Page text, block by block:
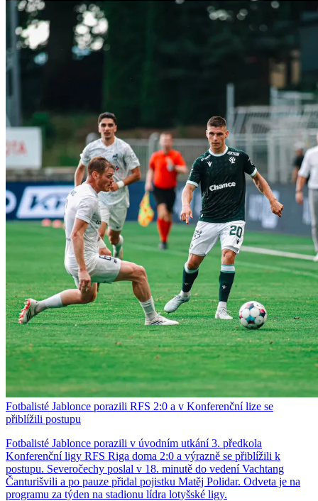
Fotbalisté Jablonce porazili RFS 2:0 a v Konferenční lize se
přiblížili postupu
Fotbalisté Jablonce porazili v úvodním utkání 3. předkola
Konferenční ligy RFS Riga doma 2:0 a výrazně se přiblížili k
postupu. Severočechy poslal v 18. minutě do vedení Vachtang
Čanturišvili a po pauze přidal pojistku Matěj Polidar. Odveta je na
programu za týden na stadionu lídra lotyšské ligy.